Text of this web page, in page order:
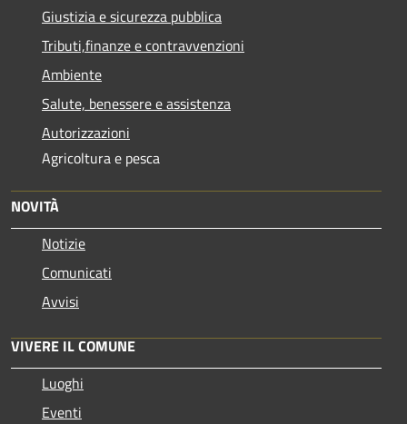
Giustizia e sicurezza pubblica
Tributi,finanze e contravvenzioni
Ambiente
Salute, benessere e assistenza
Autorizzazioni
Agricoltura e pesca
NOVITÀ
Notizie
Comunicati
Avvisi
VIVERE IL COMUNE
Luoghi
Eventi